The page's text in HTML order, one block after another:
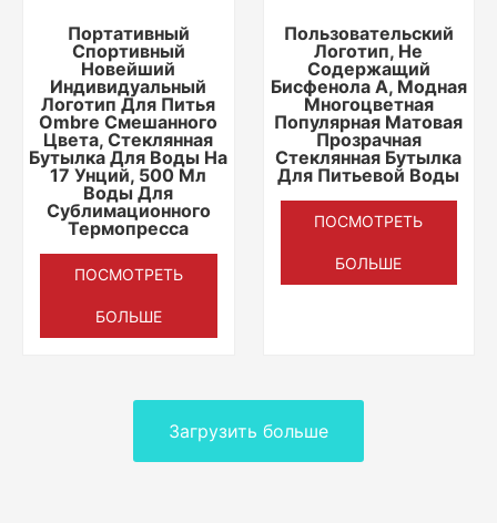
Портативный
Спортивный
Новейший
Индивидуальный
Логотип Для Питья
Ombre Смешанного
Цвета, Стеклянная
Бутылка Для Воды На
17 Унций, 500 Мл
Воды Для
Сублимационного
Термопресса
ПОСМОТРЕТЬ
БОЛЬШЕ
Пользовательский
Логотип, Не
Содержащий
Бисфенола А, Модная
Многоцветная
Популярная Матовая
Прозрачная
Стеклянная Бутылка
Для Питьевой Воды
ПОСМОТРЕТЬ
БОЛЬШЕ
Загрузить больше